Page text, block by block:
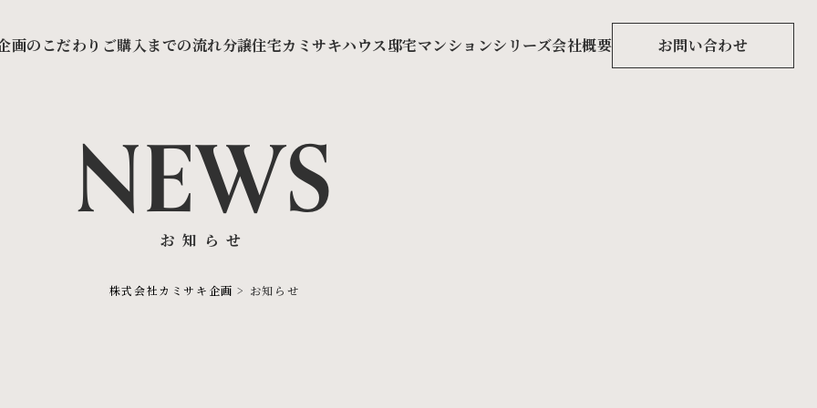
画のこだわり ご購入までの流れ分譲住宅カミサキハウス邸宅マンションシリーズ会社概要 お問い合わせ
NEWS
お知らせ
株式会社カミサキ企画 > お知らせ